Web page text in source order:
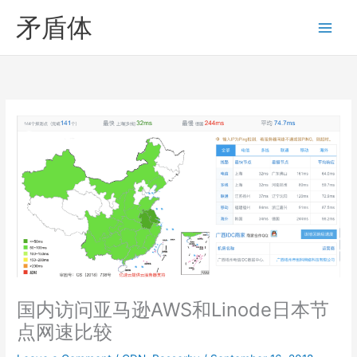
content
矛盾体
国内访问亚马逊AWS和Linode日本节
点网速比较